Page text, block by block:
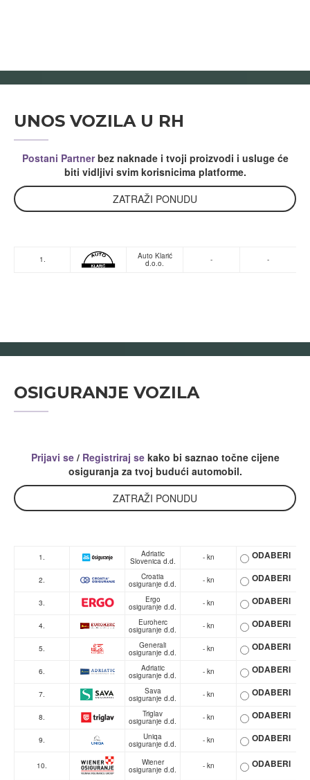
UNOS VOZILA U RH
Postani Partnerbez naknade i tvoji proizvodi i usluge će
biti vidljivi svim korisnicima platforme.
ZATRAŽI PONUDU
1. Auto Klarić
d.o.o. - -
OSIGURANJE VOZILA
Prijavi se/ Registriraj sekako bi saznao točne cijene
osiguranja za tvoj budući automobil.
ZATRAŽI PONUDU
1. Adriatic
Slovenica d.d. - kn ODABERI
2. Croatia
osiguranje d.d. - kn ODABERI
3. Ergo
osiguranje d.d. - kn ODABERI
4. Euroherc
osiguranje d.d. - kn ODABERI
5. Generali
osiguranje d.d. - kn ODABERI
6. Adriatic
osiguranje d.d. - kn ODABERI
7. Sava
osiguranje d.d. - kn ODABERI
8. Triglav
osiguranje d.d. - kn ODABERI
9. Uniqa
osiguranje d.d. - kn ODABERI
10. Wiener
osiguranje d.d. - kn ODABERI